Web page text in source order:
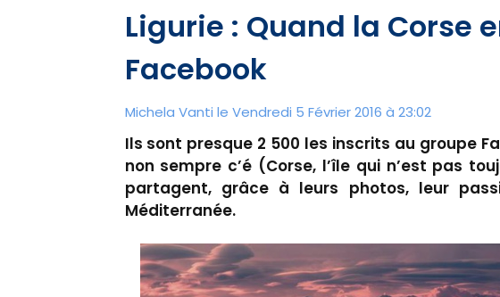
Ligurie : Quand la Corse
Facebook
Michela Vanti le Vendredi 5 Février 2016 à 23:02
Ils sont presque 2 500 les inscrits au groupe
non sempre c’é (Corse, l’île qui n’est pas
partagent, grâce à leurs photos, leur
Méditerranée.